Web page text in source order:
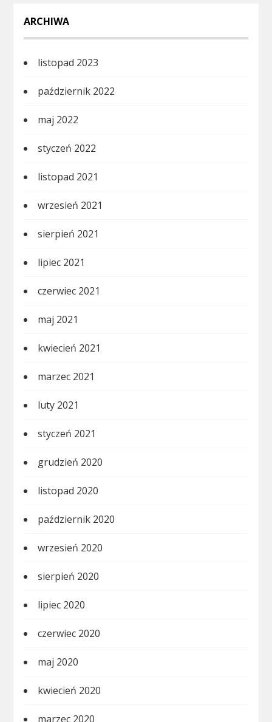
ARCHIWA
listopad 2023
październik 2022
maj 2022
styczeń 2022
listopad 2021
wrzesień 2021
sierpień 2021
lipiec 2021
czerwiec 2021
maj 2021
kwiecień 2021
marzec 2021
luty 2021
styczeń 2021
grudzień 2020
listopad 2020
październik 2020
wrzesień 2020
sierpień 2020
lipiec 2020
czerwiec 2020
maj 2020
kwiecień 2020
marzec 2020